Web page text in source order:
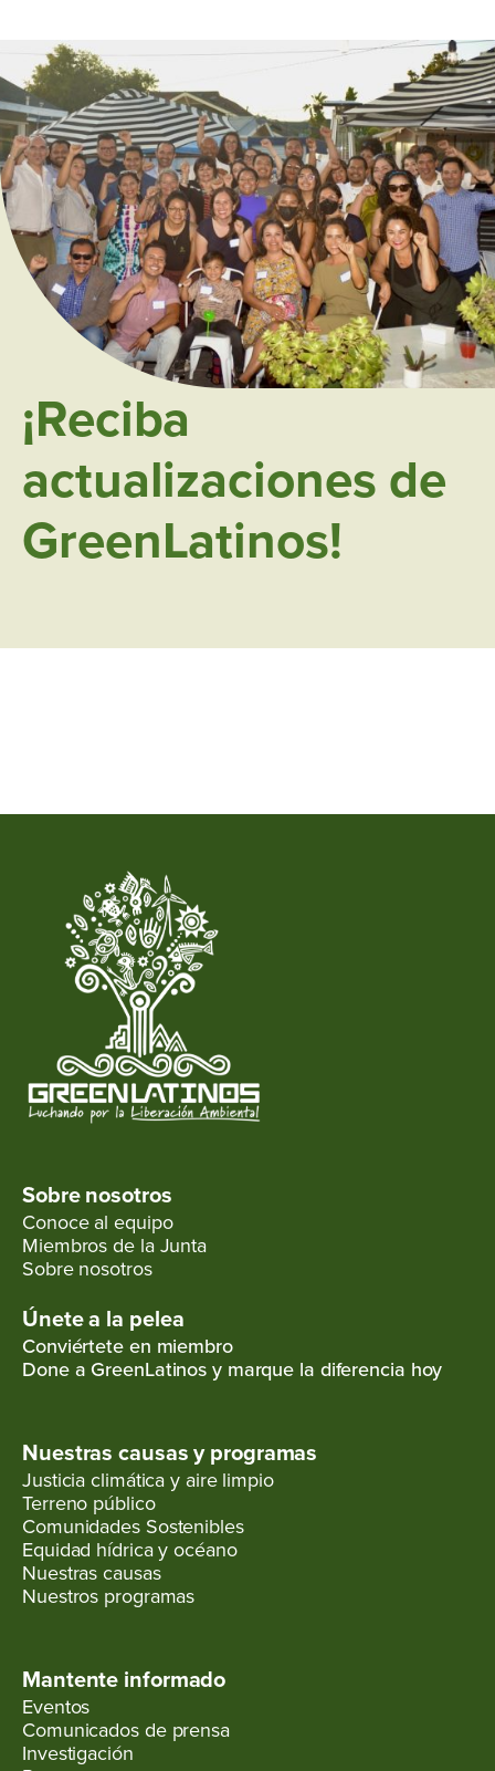
¡Reciba
actualizaciones de
GreenLatinos!
Sobre nosotros
Conoce al equipo
Miembros de la Junta
Sobre nosotros
Únete a la pelea
Conviértete en miembro
Done a GreenLatinos y marque la diferencia hoy
Nuestras causas y programas
Justicia climática y aire limpio
Terreno público
Comunidades Sostenibles
Equidad hídrica y océano
Nuestras causas
Nuestros programas
Mantente informado
Eventos
Comunicados de prensa
Investigación